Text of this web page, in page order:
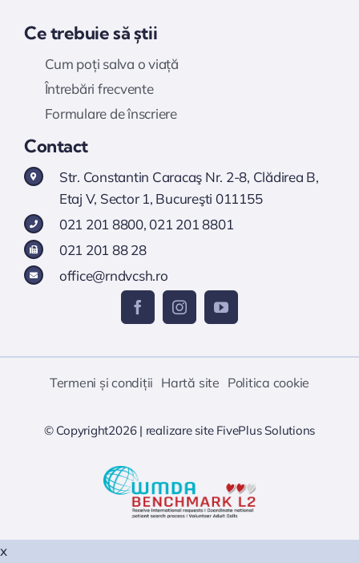
Ce trebuie să știi
Cum poți salva o viață
Întrebări frecvente
Formulare de înscriere
Contact
Str. Constantin Caracaş Nr. 2-8, Clădirea B,
Etaj V, Sector 1, Bucureşti 011155
021 201 8800, 021 201 8801
021 201 88 28
office@rndvcsh.ro
Termeni și condiții Hartă site Politica cookie
© Copyright2026 | realizare site FivePlus Solutions
x